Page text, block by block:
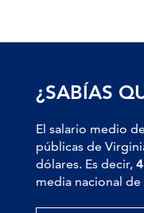
¿SABÍAS
El salario medio
públicas de
dólares. Es decir,
media nacional